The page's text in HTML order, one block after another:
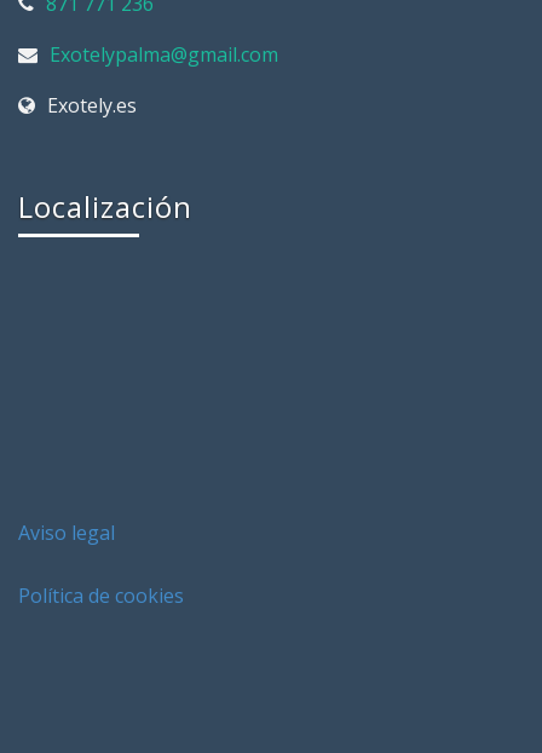
Exotelypalma@gmail.com
Exotely.es
Localización
Aviso legal
Política de cookies